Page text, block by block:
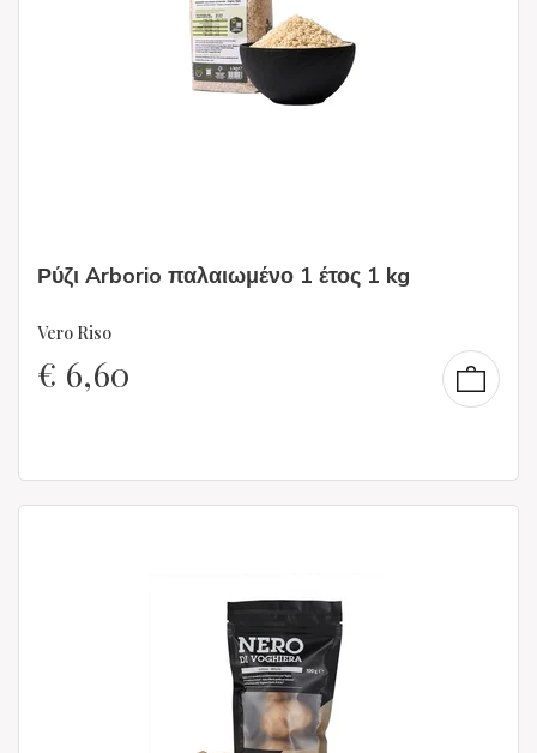
Ρύζι Arborio παλαιωμένο 1 έτος 1 kg
Vero Riso
€ 6,60